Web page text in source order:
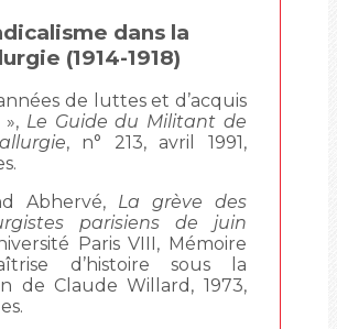
dans la
(1914-1918)
de luttes et d’acquis
Le Guide du Militant de
, n° 213, avril 1991,
Abhervé, La grève des
parisiens de juin
Paris VIII, Mémoire
d’histoire sous la
de Claude Willard, 1973,